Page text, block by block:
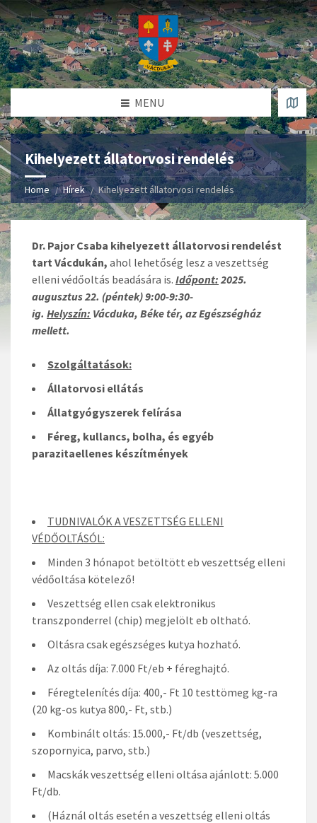
MENU
Kihelyezett állatorvosi rendelés
Home Hírek Kihelyezett állatorvosi rendelés
Dr. Pajor Csaba kihelyezett állatorvosi rendelést
tart Vácdukán, ahol lehetőség lesz a veszettség
elleni védőoltás beadására is. Időpont: 2025.
augusztus 22. (péntek) 9:00-9:30-
ig. Helyszín: Vácduka, Béke tér, az Egészségház
mellett.
Szolgáltatások:
Állatorvosi ellátás
Állatgyógyszerek felírása
Féreg, kullancs, bolha, és egyéb
parazitaellenes készítmények
TUDNIVALÓK A VESZETTSÉG ELLENI
VÉDŐOLTÁSÓL:
Minden 3 hónapot betöltött eb veszettség elleni
védőoltása kötelező!
Veszettség ellen csak elektronikus
transzponderrel (chip) megjelölt eb oltható.
Oltásra csak egészséges kutya hozható.
Az oltás díja: 7.000 Ft/eb + féreghajtó.
Féregtelenítés díja: 400,- Ft 10 testtömeg kg-ra
(20 kg-os kutya 800,- Ft, stb.)
Kombinált oltás: 15.000,- Ft/db (veszettség,
szopornyica, parvo, stb.)
Macskák veszettség elleni oltása ajánlott: 5.000
Ft/db.
(Háznál oltás esetén a veszettség elleni oltás